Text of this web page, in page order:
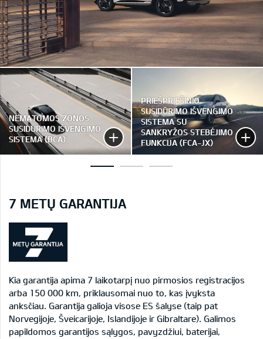
NEMATOMOS ZONOS
SUSIDŪRIMO IŠVENGIMO
SISTEMA (BCA)
PRIEŠPRIEŠINIO
SUSIDŪRIMO IŠVENGIMO
SISTEMA SU
SANKRYŽOS STEBĖJIMO
FUNKCIJA (FCA-JX)
7 METŲ GARANTIJA
Kia garantija apima 7 laikotarpį nuo pirmosios registracijos
arba 150 000 km, priklausomai nuo to, kas įvyksta
anksčiau. Garantija galioja visose ES šalyse (taip pat
Norvegijoje, Šveicarijoje, Islandijoje ir Gibraltare). Galimos
papildomos garantijos sąlygos, pavyzdžiui, baterijai,